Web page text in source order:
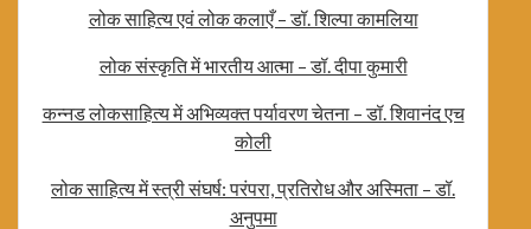
लोक साहित्य एवं लोक कलाएँ – डॉ. शिल्पा कामलिया
लोक संस्कृति में भारतीय आत्मा – डॉ. दीपा कुमारी
कन्नड लोकसाहित्य में अभिव्यक्त पर्यावरण चेतना – डॉ. शिवानंद एच
कोली
लोक साहित्य में स्त्री संघर्ष: परंपरा, प्रतिरोध और अस्मिता – डॉ.
अनुपमा